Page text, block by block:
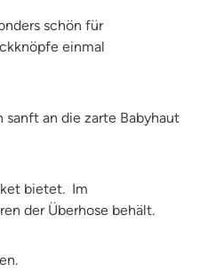
schön für
einmal
an die zarte Babyhaut
bietet. Im
der Überhose behält.